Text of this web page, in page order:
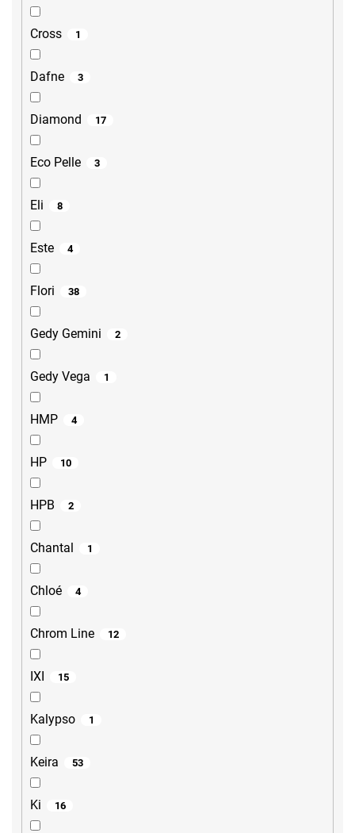
Cross 1
Dafne 3
Diamond 17
Eco Pelle 3
Eli 8
Este 4
Flori 38
Gedy Gemini 2
Gedy Vega 1
HMP 4
HP 10
HPB 2
Chantal 1
Chloé 4
Chrom Line 12
IXI 15
Kalypso 1
Keira 53
Ki 16